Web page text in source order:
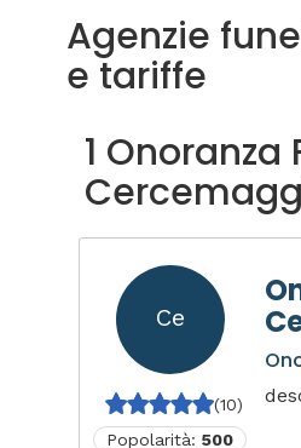
Agenzie
e tariffe
1 Onoranza
Ce
(10)
Popolarità: 500